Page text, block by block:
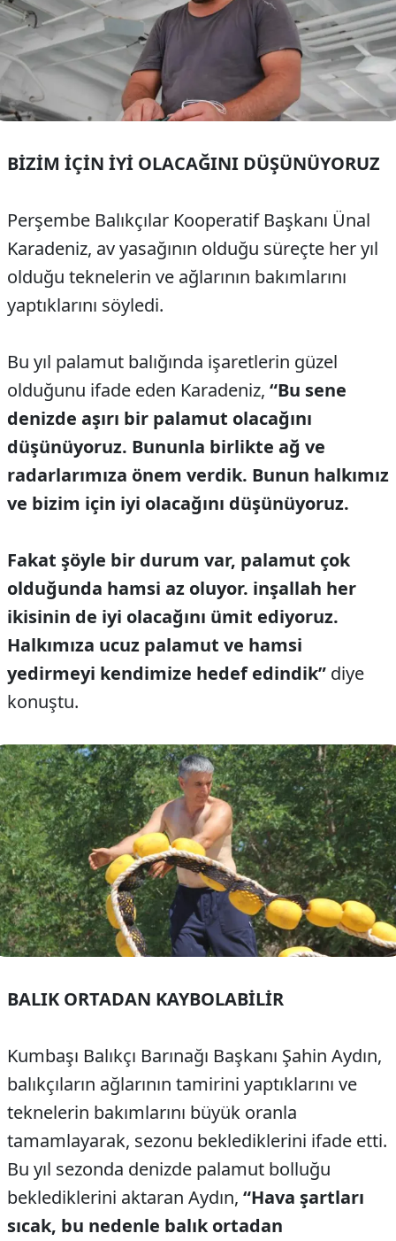
BİZİM İÇİN İYİ OLACAĞINI DÜŞÜNÜYORUZ
Perşembe Balıkçılar Kooperatif Başkanı Ünal
Karadeniz, av yasağının olduğu süreçte her yıl
olduğu teknelerin ve ağlarının bakımlarını
yaptıklarını söyledi.
Bu yıl palamut balığında işaretlerin güzel
olduğunu ifade eden Karadeniz, “Bu sene
denizde aşırı bir palamut olacağını
düşünüyoruz. Bununla birlikte ağ ve
radarlarımıza önem verdik. Bunun halkımız
ve bizim için iyi olacağını düşünüyoruz.
Fakat şöyle bir durum var, palamut çok
olduğunda hamsi az oluyor. inşallah her
ikisinin de iyi olacağını ümit ediyoruz.
Halkımıza ucuz palamut ve hamsi
yedirmeyi kendimize hedef edindik” diye
konuştu.
BALIK ORTADAN KAYBOLABİLİR
Kumbaşı Balıkçı Barınağı Başkanı Şahin Aydın,
balıkçıların ağlarının tamirini yaptıklarını ve
teknelerin bakımlarını büyük oranla
tamamlayarak, sezonu beklediklerini ifade etti.
Bu yıl sezonda denizde palamut bolluğu
beklediklerini aktaran Aydın, “Hava şartları
sıcak, bu nedenle balık ortadan